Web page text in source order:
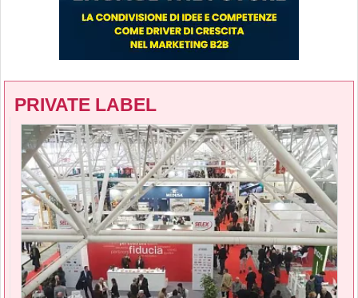
PRIVATE LABEL